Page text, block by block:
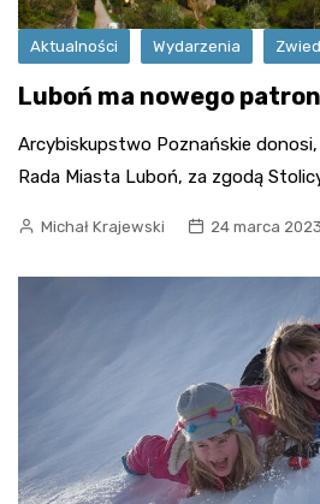
Aktualności Wydarzenia
Luboń ma nowego
Arcybiskupstwo Poznańskie donosi,
Rada Miasta Luboń, za zgodą
Michał Krajewski 24 marca 2023